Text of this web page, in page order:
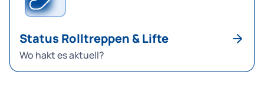
Status Rolltreppen & Lifte
Wo hakt es aktuell?